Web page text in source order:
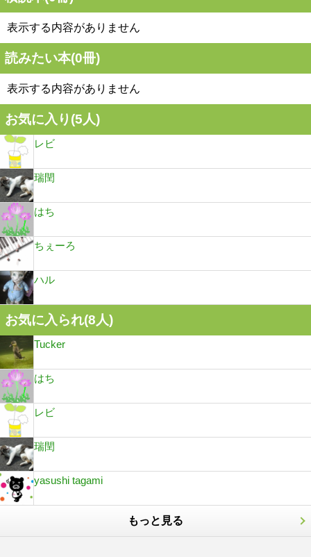
表示する内容がありません
読みたい本(0冊)
表示する内容がありません
お気に入り(5人)
レビ
瑞閏
はち
ちぇーろ
ハル
お気に入られ(8人)
Tucker
はち
レビ
瑞閏
yasushi tagami
もっと見る